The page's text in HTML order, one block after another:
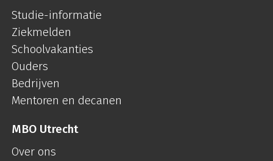
Studie-informatie
Ziekmelden
Schoolvakanties
Ouders
Bedrijven
Mentoren en decanen
MBO Utrecht
Over ons